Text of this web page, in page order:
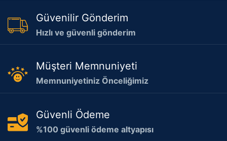
Güvenilir Gönderim
Hızlı ve güvenli gönderim
Müşteri Memnuniyeti
Memnuniyetiniz Önceliğimiz
Güvenli Ödeme
%100 güvenli ödeme altyapısı